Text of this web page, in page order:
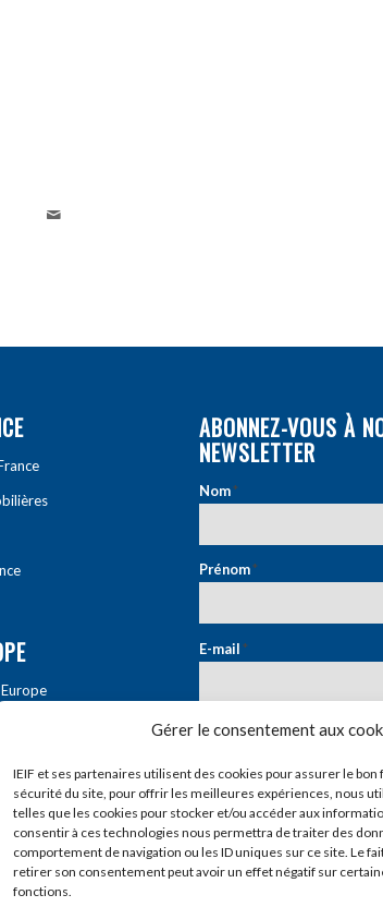
Gérer le consentement aux
IEIF et ses partenaires utilisent des cookies pour assurer le
sécurité du site, pour offrir les meilleures expériences, nous
telles que les cookies pour stocker et/ou accéder aux
consentir à ces technologies nous permettra de traiter des
comportement de navigation ou les ID uniques sur ce site. Le
retirer son consentement peut avoir un effet négatif sur
fonctions.
ABONNEZ-VOUS À
NEWSLETTER
Nom*
Prénom*
E-mail*